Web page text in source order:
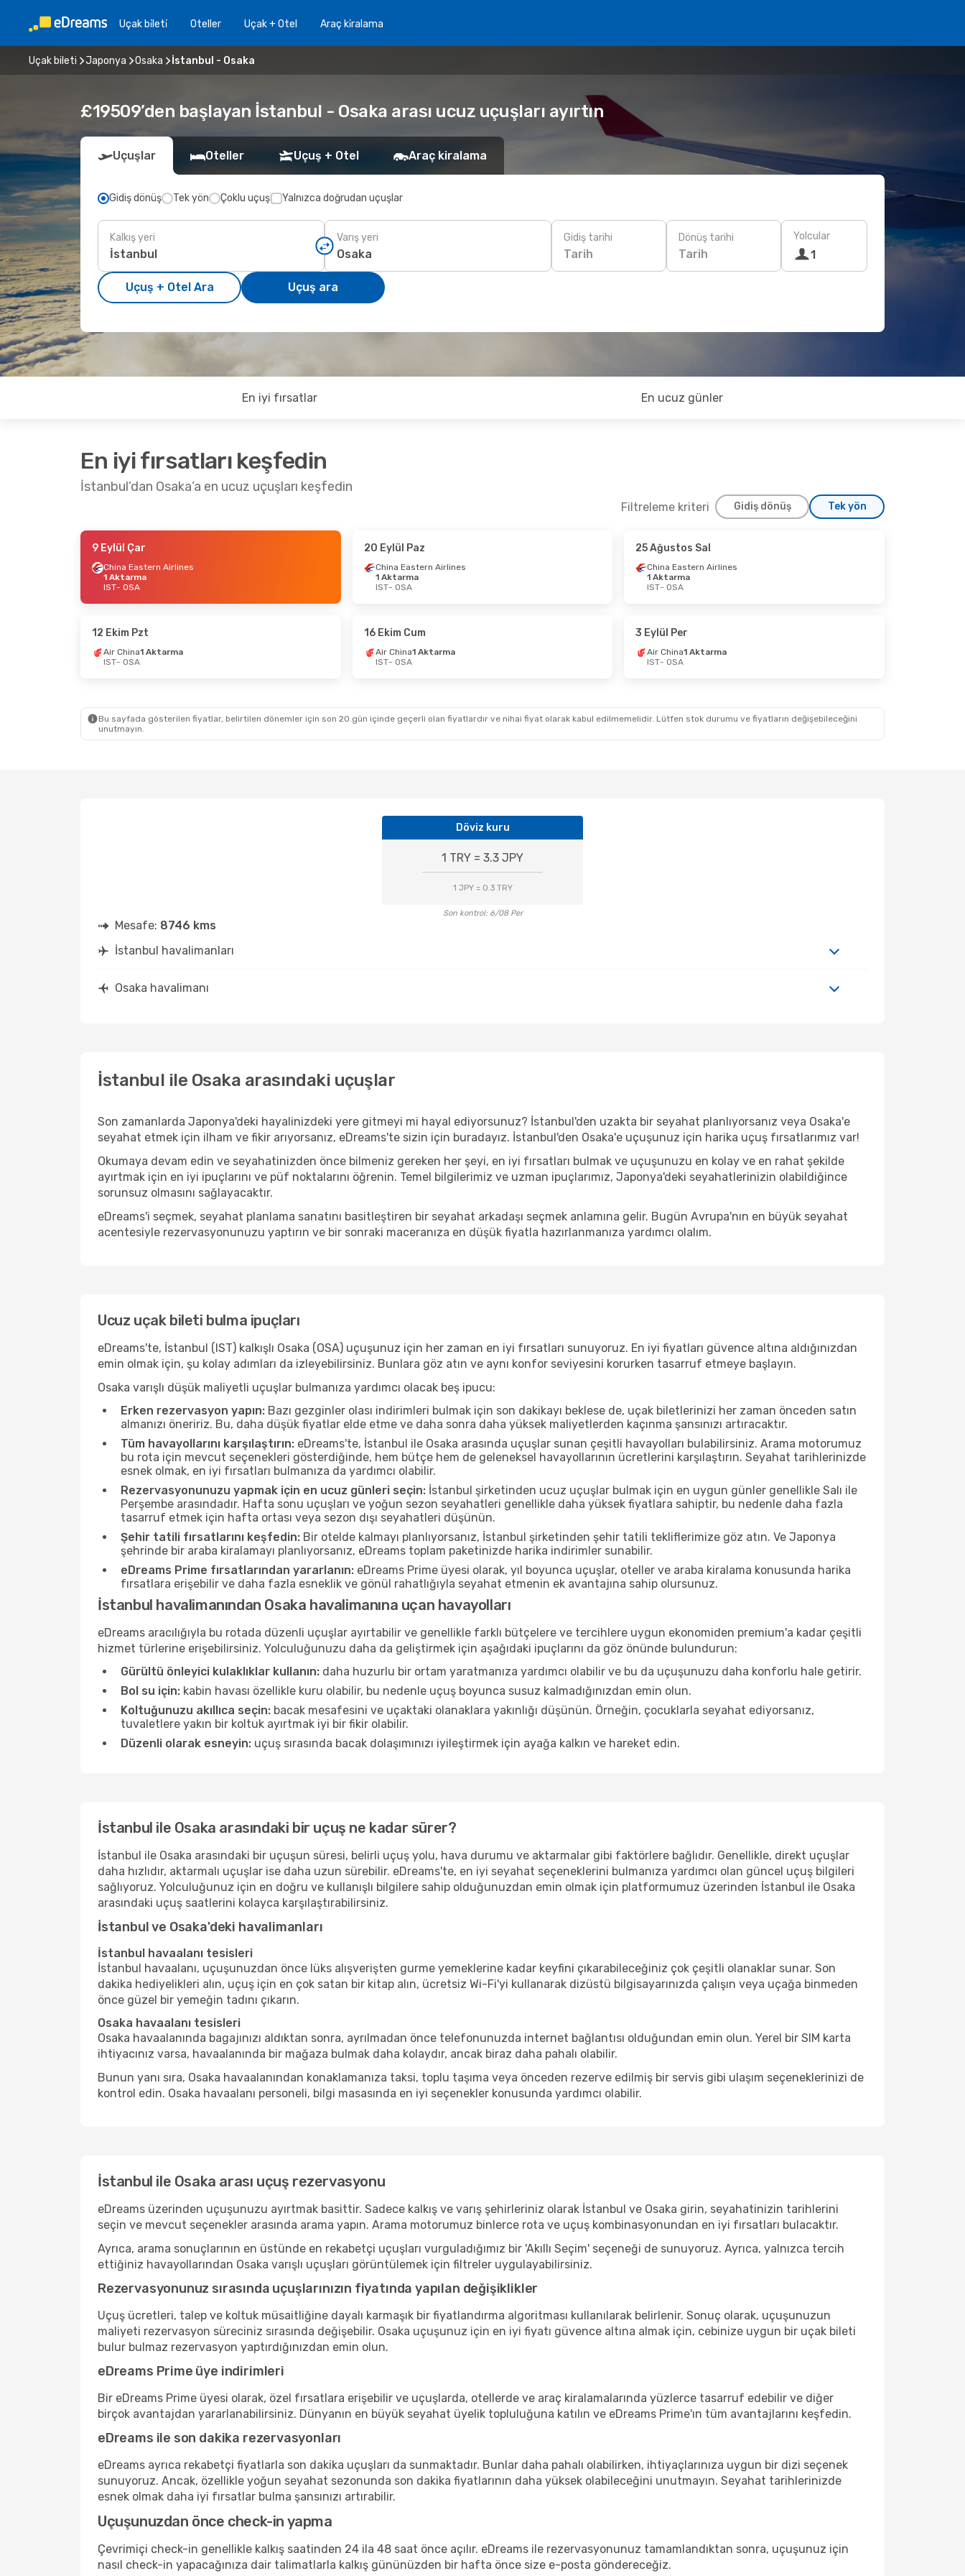
Uçak bi̇leti̇ Oteller Uçak + Otel Araç ki̇ralama
Uçak bileti Japonya Osaka İstanbul - Osaka
£19509’den başlayan İstanbul - Osaka arası ucuz uçuşları ayırtın
Uçuşlar Oteller Uçuş + Otel Araç kiralama
Gidiş dönüş Tek yön Çoklu uçuş Yalnızca doğrudan uçuşlar
Kalkış yeri Varış yeri Gidiş tarihi
Tarih
Dönüş tarihi
Tarih
Yolcular
1
Uçuş + Otel Ara Uçuş ara
En iyi fırsatlar En ucuz günler
En iyi fırsatları keşfedin
İstanbul’dan Osaka’a en ucuz uçuşları keşfedin
Filtreleme kriteri Gidiş dönüş Tek yön
- 13 Eylül Paz
1 Aktarma
1 Aktarma
1 Aktarma
- 2 Eylül Çar - 23 Ağustos Paz - 14 Ekim Çar
9 Eylül Çar
China Eastern Airlines
1 Aktarma
IST- OSA
20 Eylül Paz
China Eastern Airlines
1 Aktarma
IST- OSA
25 Ağustos Sal
China Eastern Airlines
1 Aktarma
IST- OSA
12 Ekim Pzt
Air China1 Aktarma
IST- OSA
16 Ekim Cum
Air China1 Aktarma
IST- OSA
3 Eylül Per
Air China1 Aktarma
IST- OSA
Bu sayfada gösterilen fiyatlar, belirtilen dönemler için son 20 gün içinde geçerli olan fiyatlardır ve nihai fiyat olarak kabul edilmemelidir. Lütfen stok durumu ve fiyatların değişebileceğini
unutmayın.
Döviz kuru
1 TRY = 3.3 JPY
1 JPY = 0.3 TRY
Son kontrol: 6/08 Per
Mesafe: 8746 kms
İstanbul havalimanları
Osaka havalimanı
İstanbul ile Osaka arasındaki uçuşlar
Son zamanlarda Japonya'deki hayalinizdeki yere gitmeyi mi hayal ediyorsunuz? İstanbul'den uzakta bir seyahat planlıyorsanız veya Osaka'e
seyahat etmek için ilham ve fikir arıyorsanız, eDreams'te sizin için buradayız. İstanbul'den Osaka'e uçuşunuz için harika uçuş fırsatlarımız var!
Okumaya devam edin ve seyahatinizden önce bilmeniz gereken her şeyi, en iyi fırsatları bulmak ve uçuşunuzu en kolay ve en rahat şekilde
ayırtmak için en iyi ipuçlarını ve püf noktalarını öğrenin. Temel bilgilerimiz ve uzman ipuçlarımız, Japonya'deki seyahatlerinizin olabildiğince
sorunsuz olmasını sağlayacaktır.
eDreams'i seçmek, seyahat planlama sanatını basitleştiren bir seyahat arkadaşı seçmek anlamına gelir. Bugün Avrupa'nın en büyük seyahat
acentesiyle rezervasyonunuzu yaptırın ve bir sonraki maceranıza en düşük fiyatla hazırlanmanıza yardımcı olalım.
Ucuz uçak bileti bulma ipuçları
eDreams'te, İstanbul (IST) kalkışlı Osaka (OSA) uçuşunuz için her zaman en iyi fırsatları sunuyoruz. En iyi fiyatları güvence altına aldığınızdan
emin olmak için, şu kolay adımları da izleyebilirsiniz. Bunlara göz atın ve aynı konfor seviyesini korurken tasarruf etmeye başlayın.
Osaka varışlı düşük maliyetli uçuşlar bulmanıza yardımcı olacak beş ipucu:
Erken rezervasyon yapın: Bazı gezginler olası indirimleri bulmak için son dakikayı beklese de, uçak biletlerinizi her zaman önceden satın
almanızı öneririz. Bu, daha düşük fiyatlar elde etme ve daha sonra daha yüksek maliyetlerden kaçınma şansınızı artıracaktır.
Tüm havayollarını karşılaştırın: eDreams'te, İstanbul ile Osaka arasında uçuşlar sunan çeşitli havayolları bulabilirsiniz. Arama motorumuz
bu rota için mevcut seçenekleri gösterdiğinde, hem bütçe hem de geleneksel havayollarının ücretlerini karşılaştırın. Seyahat tarihlerinizde
esnek olmak, en iyi fırsatları bulmanıza da yardımcı olabilir.
Rezervasyonunuzu yapmak için en ucuz günleri seçin: İstanbul şirketinden ucuz uçuşlar bulmak için en uygun günler genellikle Salı ile
Perşembe arasındadır. Hafta sonu uçuşları ve yoğun sezon seyahatleri genellikle daha yüksek fiyatlara sahiptir, bu nedenle daha fazla
tasarruf etmek için hafta ortası veya sezon dışı seyahatleri düşünün.
Şehir tatili fırsatlarını keşfedin: Bir otelde kalmayı planlıyorsanız, İstanbul şirketinden şehir tatili tekliflerimize göz atın. Ve Japonya
şehrinde bir araba kiralamayı planlıyorsanız, eDreams toplam paketinizde harika indirimler sunabilir.
eDreams Prime fırsatlarından yararlanın: eDreams Prime üyesi olarak, yıl boyunca uçuşlar, oteller ve araba kiralama konusunda harika
fırsatlara erişebilir ve daha fazla esneklik ve gönül rahatlığıyla seyahat etmenin ek avantajına sahip olursunuz.
İstanbul havalimanından Osaka havalimanına uçan havayolları
eDreams aracılığıyla bu rotada düzenli uçuşlar ayırtabilir ve genellikle farklı bütçelere ve tercihlere uygun ekonomiden premium'a kadar çeşitli
hizmet türlerine erişebilirsiniz. Yolculuğunuzu daha da geliştirmek için aşağıdaki ipuçlarını da göz önünde bulundurun:
Gürültü önleyici kulaklıklar kullanın: daha huzurlu bir ortam yaratmanıza yardımcı olabilir ve bu da uçuşunuzu daha konforlu hale getirir.
Bol su için: kabin havası özellikle kuru olabilir, bu nedenle uçuş boyunca susuz kalmadığınızdan emin olun.
Koltuğunuzu akıllıca seçin: bacak mesafesini ve uçaktaki olanaklara yakınlığı düşünün. Örneğin, çocuklarla seyahat ediyorsanız,
tuvaletlere yakın bir koltuk ayırtmak iyi bir fikir olabilir.
Düzenli olarak esneyin: uçuş sırasında bacak dolaşımınızı iyileştirmek için ayağa kalkın ve hareket edin.
İstanbul ile Osaka arasındaki bir uçuş ne kadar sürer?
İstanbul ile Osaka arasındaki bir uçuşun süresi, belirli uçuş yolu, hava durumu ve aktarmalar gibi faktörlere bağlıdır. Genellikle, direkt uçuşlar
daha hızlıdır, aktarmalı uçuşlar ise daha uzun sürebilir. eDreams'te, en iyi seyahat seçeneklerini bulmanıza yardımcı olan güncel uçuş bilgileri
sağlıyoruz. Yolculuğunuz için en doğru ve kullanışlı bilgilere sahip olduğunuzdan emin olmak için platformumuz üzerinden İstanbul ile Osaka
arasındaki uçuş saatlerini kolayca karşılaştırabilirsiniz.
İstanbul ve Osaka'deki havalimanları
İstanbul havaalanı tesisleri
İstanbul havaalanı, uçuşunuzdan önce lüks alışverişten gurme yemeklerine kadar keyfini çıkarabileceğiniz çok çeşitli olanaklar sunar. Son
dakika hediyelikleri alın, uçuş için en çok satan bir kitap alın, ücretsiz Wi-Fi'yi kullanarak dizüstü bilgisayarınızda çalışın veya uçağa binmeden
önce güzel bir yemeğin tadını çıkarın.
Osaka havaalanı tesisleri
Osaka havaalanında bagajınızı aldıktan sonra, ayrılmadan önce telefonunuzda internet bağlantısı olduğundan emin olun. Yerel bir SIM karta
ihtiyacınız varsa, havaalanında bir mağaza bulmak daha kolaydır, ancak biraz daha pahalı olabilir.
Bunun yanı sıra, Osaka havaalanından konaklamanıza taksi, toplu taşıma veya önceden rezerve edilmiş bir servis gibi ulaşım seçeneklerinizi de
kontrol edin. Osaka havaalanı personeli, bilgi masasında en iyi seçenekler konusunda yardımcı olabilir.
İstanbul ile Osaka arası uçuş rezervasyonu
eDreams üzerinden uçuşunuzu ayırtmak basittir. Sadece kalkış ve varış şehirleriniz olarak İstanbul ve Osaka girin, seyahatinizin tarihlerini
seçin ve mevcut seçenekler arasında arama yapın. Arama motorumuz binlerce rota ve uçuş kombinasyonundan en iyi fırsatları bulacaktır.
Ayrıca, arama sonuçlarının en üstünde en rekabetçi uçuşları vurguladığımız bir 'Akıllı Seçim' seçeneği de sunuyoruz. Ayrıca, yalnızca tercih
ettiğiniz havayollarından Osaka varışlı uçuşları görüntülemek için filtreler uygulayabilirsiniz.
Rezervasyonunuz sırasında uçuşlarınızın fiyatında yapılan değişiklikler
Uçuş ücretleri, talep ve koltuk müsaitliğine dayalı karmaşık bir fiyatlandırma algoritması kullanılarak belirlenir. Sonuç olarak, uçuşunuzun
maliyeti rezervasyon süreciniz sırasında değişebilir. Osaka uçuşunuz için en iyi fiyatı güvence altına almak için, cebinize uygun bir uçak bileti
bulur bulmaz rezervasyon yaptırdığınızdan emin olun.
eDreams Prime üye indirimleri
Bir eDreams Prime üyesi olarak, özel fırsatlara erişebilir ve uçuşlarda, otellerde ve araç kiralamalarında yüzlerce tasarruf edebilir ve diğer
birçok avantajdan yararlanabilirsiniz. Dünyanın en büyük seyahat üyelik topluluğuna katılın ve eDreams Prime'ın tüm avantajlarını keşfedin.
eDreams ile son dakika rezervasyonları
eDreams ayrıca rekabetçi fiyatlarla son dakika uçuşları da sunmaktadır. Bunlar daha pahalı olabilirken, ihtiyaçlarınıza uygun bir dizi seçenek
sunuyoruz. Ancak, özellikle yoğun seyahat sezonunda son dakika fiyatlarının daha yüksek olabileceğini unutmayın. Seyahat tarihlerinizde
esnek olmak daha iyi fırsatlar bulma şansınızı artırabilir.
Uçuşunuzdan önce check-in yapma
Çevrimiçi check-in genellikle kalkış saatinden 24 ila 48 saat önce açılır. eDreams ile rezervasyonunuz tamamlandıktan sonra, uçuşunuz için
nasıl check-in yapacağınıza dair talimatlarla kalkış gününüzden bir hafta önce size e-posta göndereceğiz.